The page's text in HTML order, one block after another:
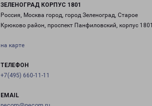
ЗЕЛЕНОГРАД КОРПУС 1801
Россия, Москва город, город Зеленоград, Старое
Крюково район, проспект Панфиловский, корпус 1801
на карте
ТЕЛЕФОН
+7(495) 660-11-11
EMAIL